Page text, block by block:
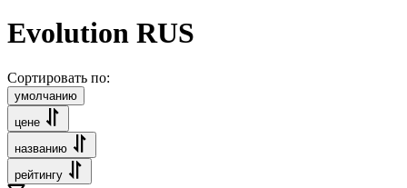
Evolution RUS
Сортировать по:
умолчанию
цене
названию
рейтингу